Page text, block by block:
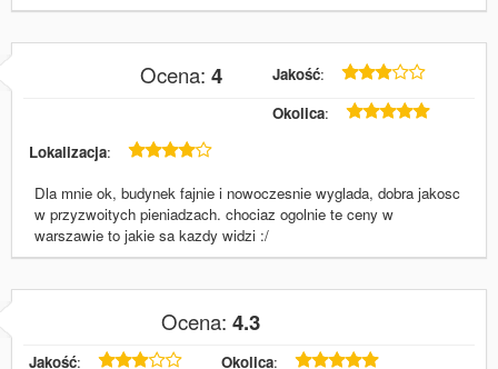
Ocena: 4 Jakość:
Okolica:
Lokalizacja:
Dla mnie ok, budynek fajnie i nowoczesnie wyglada, dobra jakosc
w przyzwoitych pieniadzach. chociaz ogolnie te ceny w
warszawie to jakie sa kazdy widzi :/
Ocena: 4.3
Jakość: Okolica: